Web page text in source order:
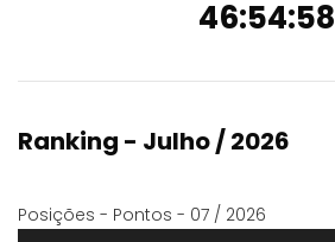
46:54:58
Ranking - Julho / 2026
Posições - Pontos - 07 / 2026